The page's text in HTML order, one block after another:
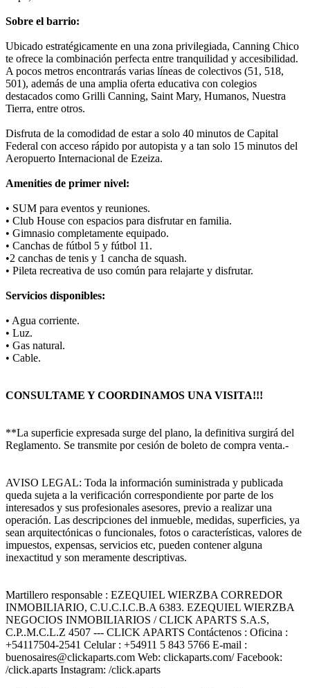
Sobre el barrio:
Ubicado estratégicamente en una zona privilegiada, Canning Chico
te ofrece la combinación perfecta entre tranquilidad y accesibilidad.
A pocos metros encontrarás varias líneas de colectivos (51, 518,
501), además de una amplia oferta educativa con colegios
destacados como Grilli Canning, Saint Mary, Humanos, Nuestra
Tierra, entre otros.
Disfruta de la comodidad de estar a solo 40 minutos de Capital
Federal con acceso rápido por autopista y a tan solo 15 minutos del
Aeropuerto Internacional de Ezeiza.
Amenities de primer nivel:
• SUM para eventos y reuniones.
• Club House con espacios para disfrutar en familia.
• Gimnasio completamente equipado.
• Canchas de fútbol 5 y fútbol 11.
•2 canchas de tenis y 1 cancha de squash.
• Pileta recreativa de uso común para relajarte y disfrutar.
Servicios disponibles:
• Agua corriente.
• Luz.
• Gas natural.
• Cable.
CONSULTAME Y COORDINAMOS UNA VISITA!!!
**La superficie expresada surge del plano, la definitiva surgirá del
Reglamento. Se transmite por cesión de boleto de compra venta.-
AVISO LEGAL: Toda la información suministrada y publicada
queda sujeta a la verificación correspondiente por parte de los
interesados y sus profesionales asesores, previo a realizar una
operación. Las descripciones del inmueble, medidas, superficies, ya
sean arquitectónicas o funcionales, fotos o características, valores de
impuestos, expensas, servicios etc, pueden contener alguna
inexactitud y son meramente descriptivas.
Martillero responsable : EZEQUIEL WIERZBA CORREDOR
INMOBILIARIO, C.U.C.I.C.B.A 6383. EZEQUIEL WIERZBA
NEGOCIOS INMOBILIARIOS / CLICK APARTS S.A.S,
C.P..M.C.L.Z 4507 --- CLICK APARTS Contáctenos : Oficina :
+54117504-2541 Celular : +54911 5 843 5766 E-mail :
buenosaires@clickaparts.com Web: clickaparts.com/ Facebook:
/click.aparts Instagram: /click.aparts